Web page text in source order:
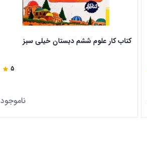
کتاب کار علوم ششم دبستان خیلی سبز
5
ناموجود